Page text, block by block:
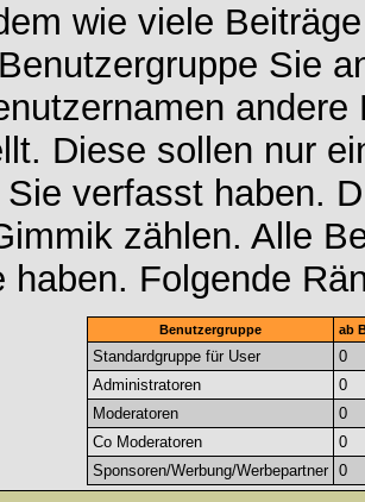
wie viele
Sie
Diese sollen nur
verfasst haben.
zählen. Alle
haben. Folgende
Benutzergruppe ab
Standardgruppe für User
0
Administratoren
0
Moderatoren
0
Co Moderatoren
0
Sponsoren/Werbung/Werbepartner 0